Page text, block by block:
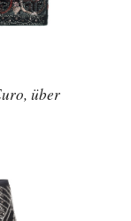
über